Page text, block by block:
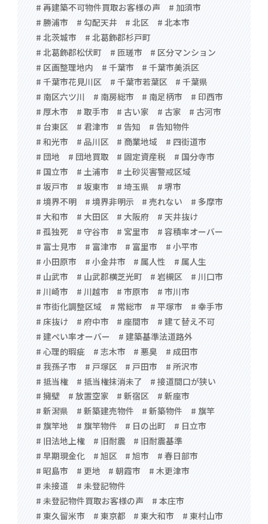
# 再建築不可物件買取お客様の声
# 加須市
# 勝浦市
# 勾配天井 # 北区
# 北本市
# 北茨城市
# 北葛飾郡杉戸町
# 北葛飾郡松伏町
# 匝瑳市
# 区分マンション
# 区画整理地内
# 千葉市
# 千葉市美浜区
# 千葉市花見川区
# 千葉市若葉区
# 千葉県
# 南区六ツ川
# 南房総市 # 南足柄市
# 印西市
# 厚木市
# 取手市 # 古い家 # 古家
# 古河市
# 台東区
# 君津市 # 告知
# 告知物件
# 和光市
# 品川区 # 商業地域
# 四街道市
# 団地
# 団地買取 # 固定資産税
# 国分寺市
# 国立市
# 土浦市
# 土砂災害警戒区域
# 坂戸市
# 坂東市 # 埼玉県
# 堺市
# 境界不明
# 境界非明示 # 売れない
# 多摩市
# 大和市
# 大田区 # 大阪府
# 天井抜け
# 孤独死
# 守谷市 # 宮里市
# 容積率オーバー
# 富士見市
# 富津市 # 富里市
# 小平市
# 小田原市
# 小金井市 # 属人性
# 属人生
# 山武市
# 山武郡横芝光町 # 岩槻区
# 川口市
# 川崎市
# 川越市 # 市原市
# 市川市
# 市街化調整区域
# 常総市 # 平塚市
# 幸手市
# 床抜け
# 府中市 # 座間市
# 建て替え不可
# 建ぺい率オーバー
# 建築基準法道路外
# 心理的瑕疵
# 志木市 # 悪臭
# 成田市
# 我孫子市
# 戸塚区 # 戸田市
# 所沢市
# 抵当権
# 抵当権抹消未了
# 接道間口が狭い
# 擁壁
# 放置空家 # 新宿区
# 新座市
# 新潟県
# 新築建売物件 # 新築物件
# 旗竿
# 旗竿地
# 旗竿物件 # 日の出町
# 日立市
# 旧法地上権
# 旧耐震
# 旧耐震基準
# 早期現金化
# 旭区 # 旭市
# 春日部市
# 昭島市
# 更地 # 朝霞市
# 木更津市
# 未接道
# 未登記物件
# 未登記物件買取お客様の声
# 本庄市
# 東久留米市
# 東京都 # 東大和市
# 東村山市